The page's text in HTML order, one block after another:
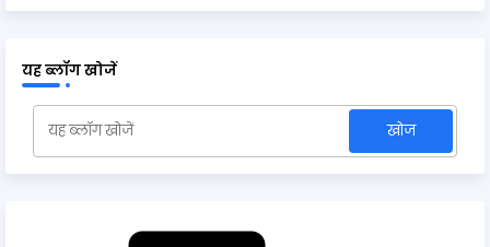
यह ब्लॉग खोजें